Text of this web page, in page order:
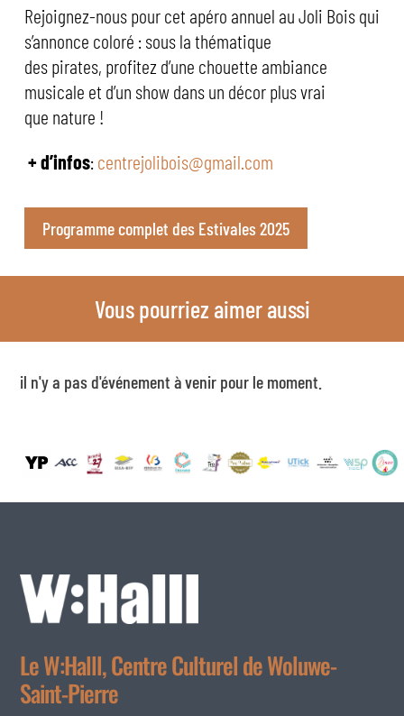
Rejoignez-nous pour cet apéro annuel au Joli Bois qui
s’annonce coloré : sous la thématique
des pirates, profitez d’une chouette ambiance
musicale et d’un show dans un décor plus vrai
que nature !
+ d’infos:centrejolibois@gmail.com
Programme complet des Estivales 2025
Vous pourriez aimer aussi
il n'y a pas d'événement à venir pour le moment.
Le W:Halll, Centre Culturel de Woluwe-
Saint-Pierre